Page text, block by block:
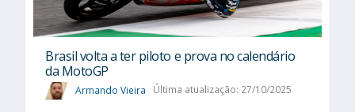
Brasil volta a ter piloto e prova no calendário
da MotoGP
Armando Vieira Última atualização: 27/10/2025